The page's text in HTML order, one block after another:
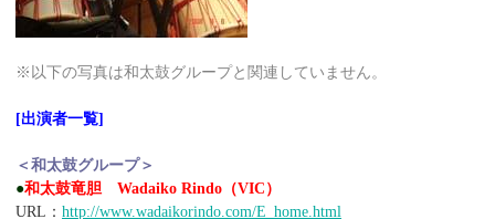
※以下の写真は和太鼓グループと関連していません。
[出演者一覧]
＜和太鼓グループ＞
●和太鼓竜胆 Wadaiko Rindo（VIC）
URL： http://www.wadaikorindo.com/E_home.html